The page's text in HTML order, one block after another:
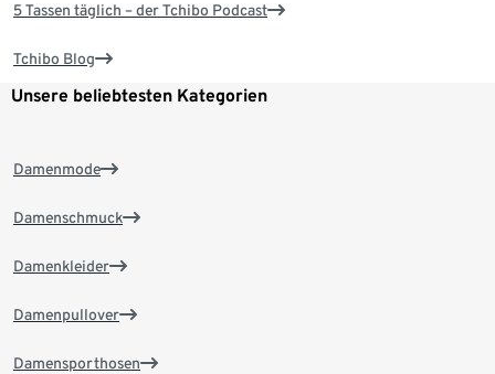
5 Tassen täglich – der Tchibo Podcast
Tchibo Blog
Unsere beliebtesten Kategorien
Damenmode
Damenschmuck
Damenkleider
Damenpullover
Damensporthosen